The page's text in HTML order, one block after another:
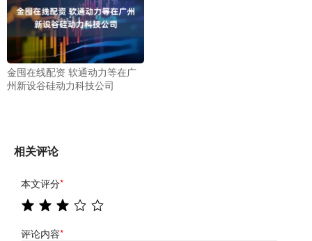
金囤在线配资 软通动力等在广
州新设谷硅动力科技公司
相关评论
本文评分*
评论内容*